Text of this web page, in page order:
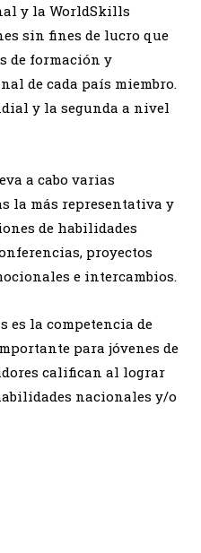
y la WorldSkills
sin fines de lucro que
de formación y
de cada país miembro.
y la segunda a nivel
a cabo varias
la más representativa y
de habilidades
proyectos
e intercambios.
es la competencia de
para jóvenes de
califican al lograr
nacionales y/o